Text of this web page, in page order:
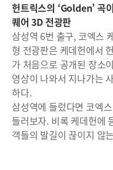
헌트릭스의 ‘Golden’ 곡
퀘어 3D 전광판
삼성역 6번 출구, 코엑스
형 전광판은 케데헌에서
가 처음으로 공개된 장소
영상이 나와서 지나가는
하다.
삼성역에 들렀다면 코엑
들러보자. 비록 케데헌에
객들의 발길이 끊이지 않